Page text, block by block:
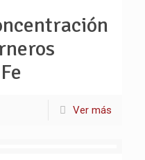
Ver más